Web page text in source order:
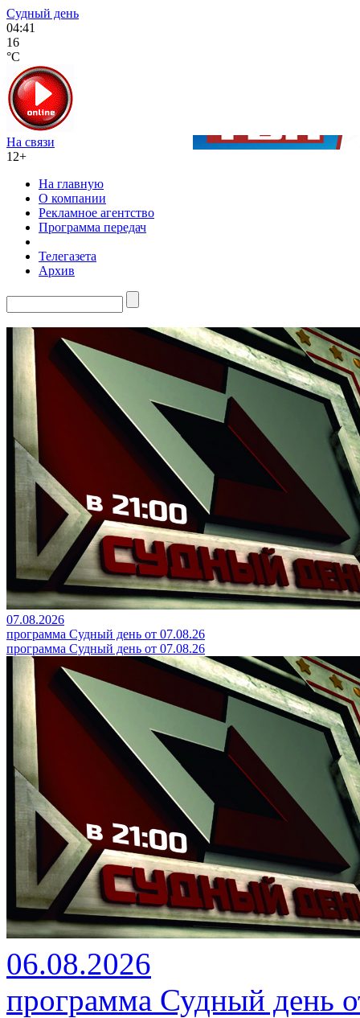
Судный день
04:41
16
°C
На связи
12+
На главную
О компании
Рекламное агентство
Программа передач
Телегазета
Архив
07.08.2026
программа Судный день от 07.08.26
программа Судный день от 07.08.26
06.08.2026
программа Судный день